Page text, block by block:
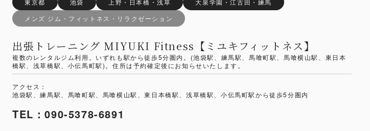
東京都 池袋 上野・日本橋・浅草
大泉学園・江古田・練馬
メンズ ジム・フィットネス・リラクゼーション
出張トレーニング MIYUKI Fitness【ミユキフィットネス】
複数のレンタルジム利用。いずれも駅から徒歩5分圏内。(池袋駅、練馬駅、馬喰町駅、馬喰横山駅、東日本
橋駅、浅草橋駅、小伝馬町駅)。住所は予約確定後にお知らせいたします。
アクセス：
池袋駅、練馬駅、馬喰町駅、馬喰横山駅、東日本橋駅、浅草橋駅、小伝馬町駅から徒歩5分圏内
TEL：090-5378-6891